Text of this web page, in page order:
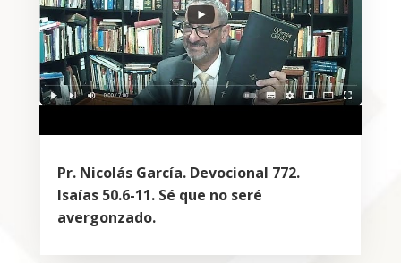
Pr. Nicolás García. Devocional 772.
Isaías 50.6-11. Sé que no seré
avergonzado.